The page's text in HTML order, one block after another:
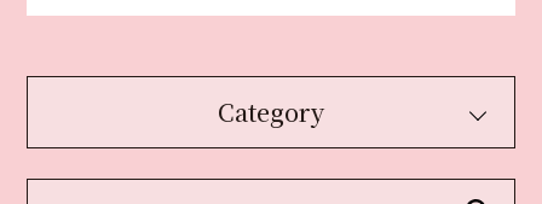
Category